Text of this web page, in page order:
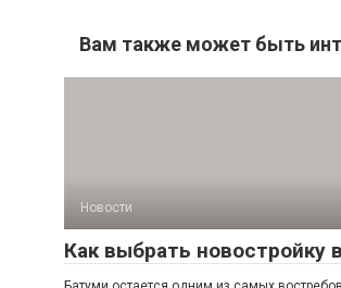
Вам также может быть
Новости
Как выбрать новостройку